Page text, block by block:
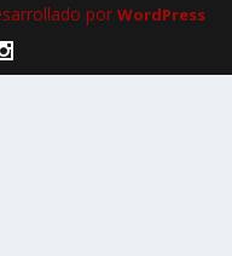
por WordPress